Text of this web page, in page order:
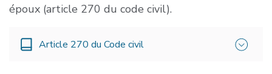
époux (article 270 du code civil).
Article 270 du Code civil